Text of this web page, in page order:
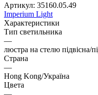
Артикул: 35160.05.49
Imperium Light
Характеристики
Тип светильника
—
люстра на стелю підвісна/
Страна
—
Hong Kong/Україна
Цвета